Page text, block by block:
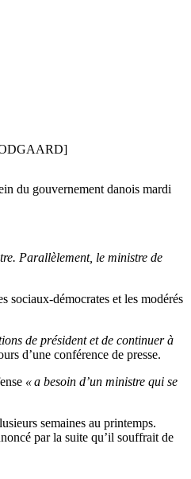
ODGAARD]
du gouvernement danois mardi
Parallèlement, le ministre de
sociaux-démocrates et les modérés
de président et de continuer à
d’une conférence de presse.
« a besoin d’un ministre qui se
semaines au printemps.
par la suite qu’il souffrait de